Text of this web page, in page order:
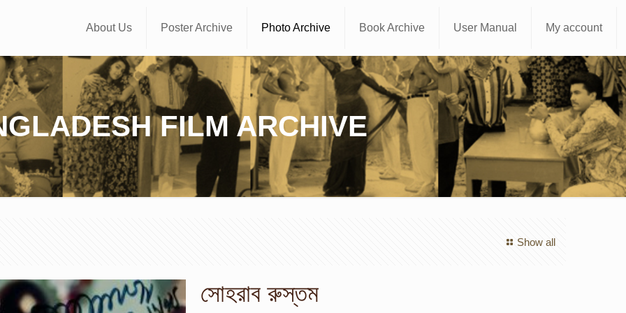
About Us Poster Archive Photo Archive Book Archive User Manual My account
FILM ARCHIVE
Show all
সোহরাব রুস্তম